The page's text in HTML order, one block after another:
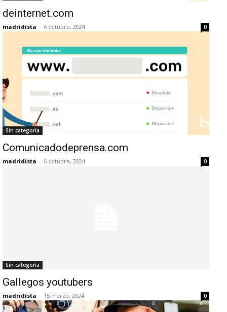
deinternet.com
madridista - 6 octubre, 2024 0
Sin categoría
Comunicadodeprensa.com
madridista - 6 octubre, 2024 0
Sin categoría
Gallegos youtubers
madridista - 15 marzo, 2024 0